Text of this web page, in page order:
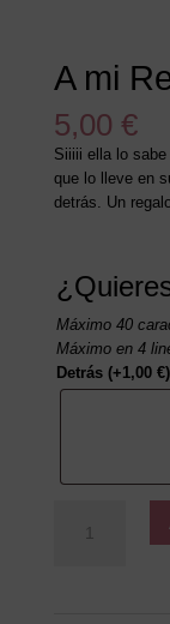
A mi
5,00 €
Siiiii ella lo
que lo lleve en
detrás. Un
Máximo 40
Máximo en 4
Detrás (+1,00 €)